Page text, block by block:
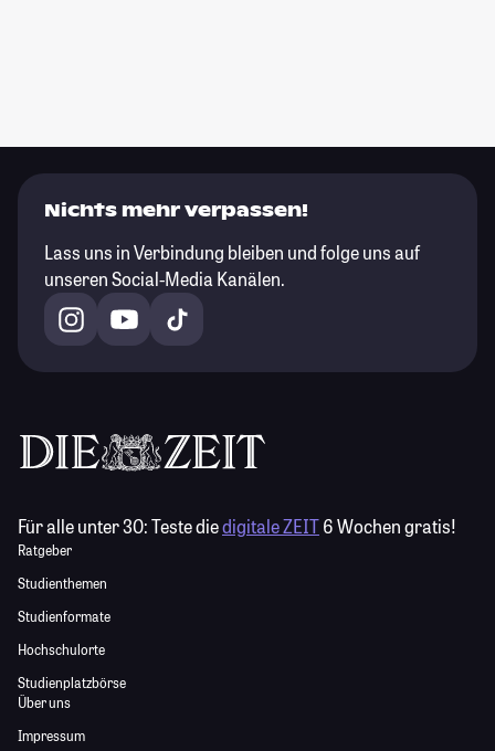
Nichts mehr verpassen!
Lass uns in Verbindung bleiben und folge uns auf
unseren Social-Media Kanälen.
Für alle unter 30:Teste diedigitale ZEIT6 Wochen gratis!
Ratgeber
Studienthemen
Studienformate
Hochschulorte
Studienplatzbörse
Über uns
Impressum